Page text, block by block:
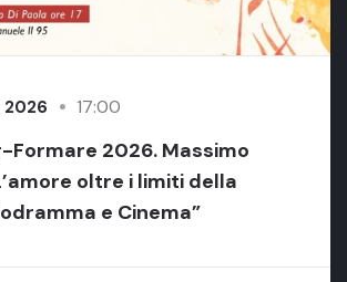
2026 17:00
Formare 2026. Massimo
oltre i limiti della
e Cinema”